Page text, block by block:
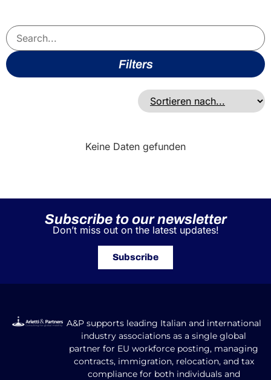
Filters
Keine Daten gefunden
Subscribe to our newsletter
Don’t miss out on the latest updates!
Subscribe
A&P supports leading Italian and international
industry associations as a single global
partner for EU workforce posting, managing
contracts, immigration, relocation, and tax
compliance for both individuals and